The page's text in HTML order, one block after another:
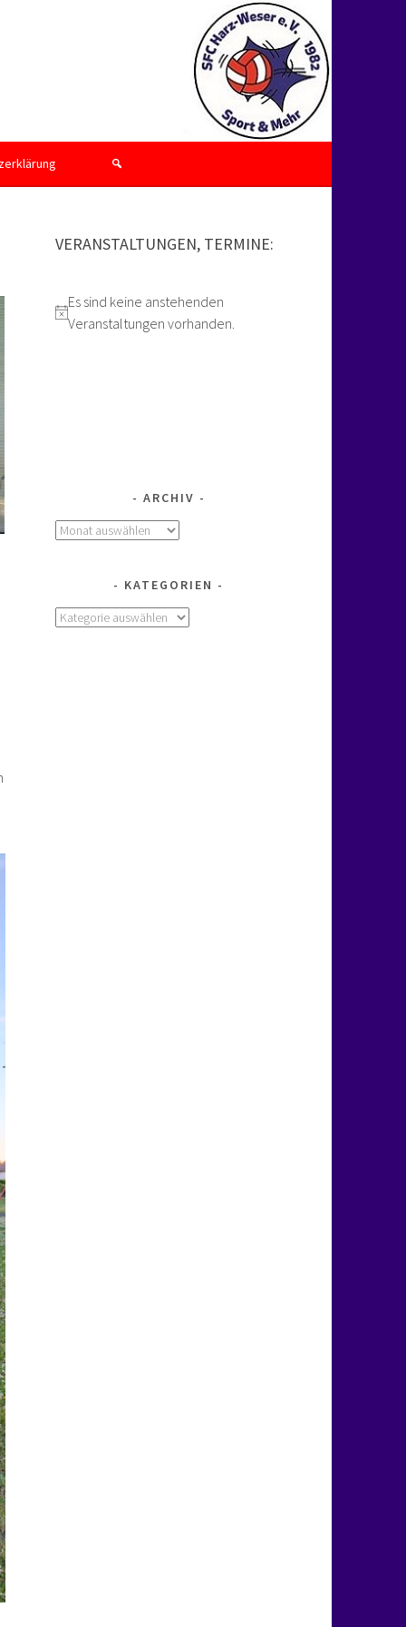
VERANSTALTUNGEN, TERMINE:
Hinweis
Es sind keine anstehenden
Veranstaltungen vorhanden.
ARCHIV
Archiv
KATEGORIEN
Kategorien